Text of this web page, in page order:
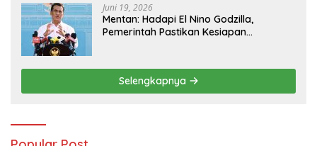
Juni 19, 2026
Mentan: Hadapi El Nino Godzilla,
Pemerintah Pastikan Kesiapan
Selengkapnya